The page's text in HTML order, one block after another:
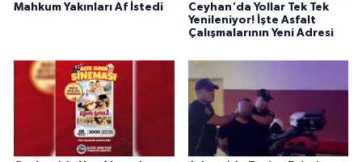
Mahkum Yakınları Af İstedi
Ceyhan'da Yollar Tek Tek
Yenileniyor! İşte Asfalt
Çalışmalarının Yeni Adresi